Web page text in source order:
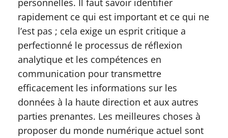
personnelles. Il faut savoir identifier
rapidement ce qui est important et ce qui ne
l’est pas ; cela exige un esprit critique a
perfectionné le processus de réflexion
analytique et les compétences en
communication pour transmettre
efficacement les informations sur les
données à la haute direction et aux autres
parties prenantes. Les meilleures choses à
proposer du monde numérique actuel sont